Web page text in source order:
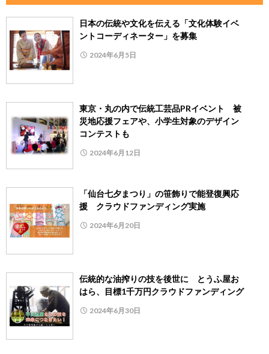
日本の伝統や文化を伝える「文化体験イベ
ントコーディネーター」を募集
2024年6月5日
東京・丸の内で伝統工芸品PRイベント 被
災地応援フェアや、小学生対象のデザイン
コンテストも
2024年6月12日
「仙台七夕まつり」の笹飾りで能登復興応
援 クラウドファンディング実施
2024年6月20日
伝統的な油搾りの技を後世に とうふ屋お
はら、目標1千万円クラウドファンディング
2024年6月30日